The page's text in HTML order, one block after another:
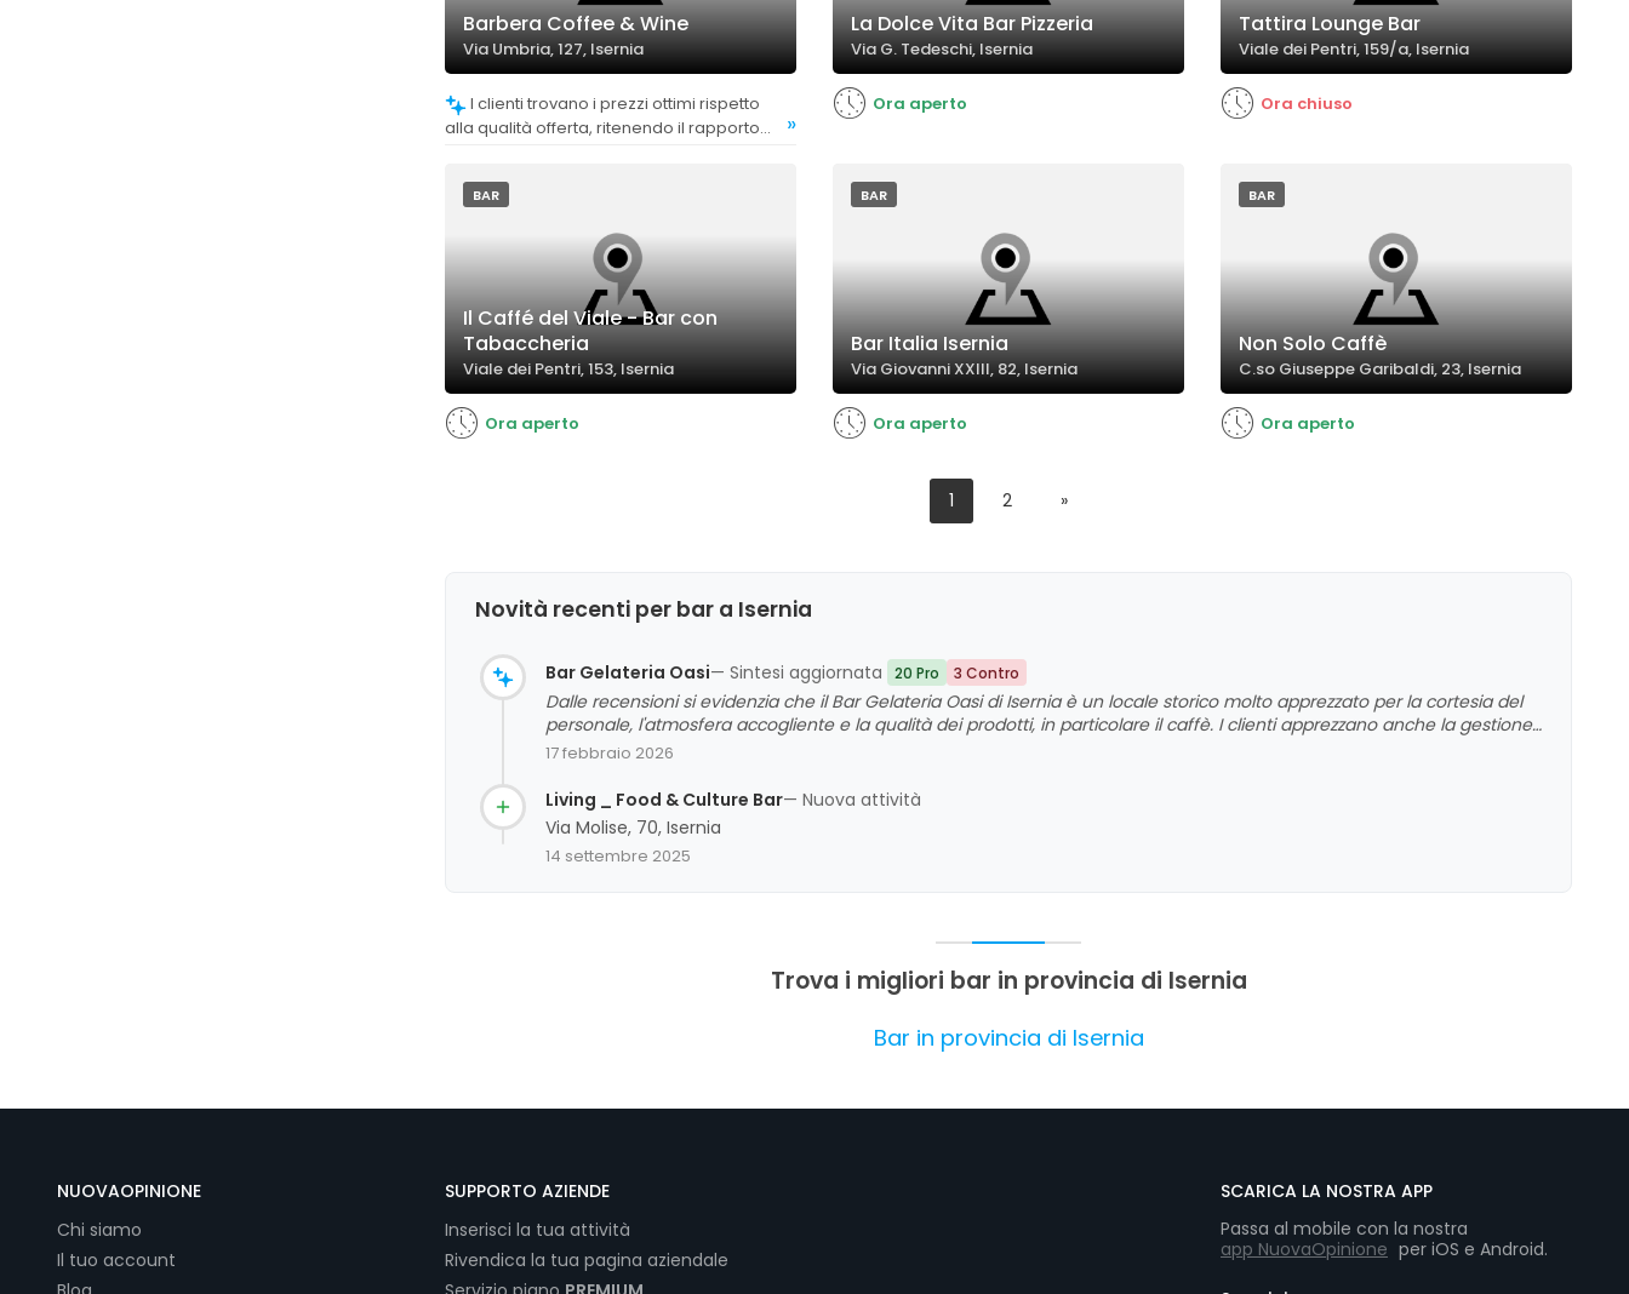
Barbera Coffee & Wine
Via Umbria, 127, Isernia
alla qualità offerta, ritenendo il rapporto
»
La Dolce Vita Bar Pizzeria
Via G. Tedeschi, Isernia
Ora aperto
Tattira Lounge Bar
Viale dei Pentri, 159/a, Isernia
Ora chiuso
BAR
Il Caffé del Viale - Bar con
Tabaccheria
Viale dei Pentri, 153, Isernia
Ora aperto
BAR
Bar Italia Isernia
Via Giovanni XXIII, 82, Isernia
Ora aperto
BAR
Non Solo Caffè
C.so Giuseppe Garibaldi, 23, Isernia
Ora aperto
1 2 »
Novità recenti per bar a Isernia
Bar Gelateria Oasi— Sintesi aggiornata 20 Pro 3 Contro
Dalle recensioni si evidenzia che il Bar Gelateria Oasi di Isernia è un locale storico molto apprezzato per la cortesia del
personale, l'atmosfera accogliente e la qualità dei prodotti, in particolare il caffè. I clienti apprezzano anche la gestione
familiare e la possibilità di trascorrere momenti piacevoli sia in compagnia che da soli, grazie anche agli spazi esterni e
telefoniche online, che potrebbe essere ampliata per offrire un servizio ancora più completo.
17 febbraio 2026
Living _ Food & Culture Bar— Nuova attività
Via Molise, 70, Isernia
14 settembre 2025
Trova i migliori bar in provincia di Isernia
Bar in provincia di Isernia
NUOVAOPINIONE
Chi siamo
Il tuo account
SUPPORTO AZIENDE
Inserisci la tua attività
Rivendica la tua pagina aziendale
SCARICA LA NOSTRA APP
Passa al mobile con la nostra
app NuovaOpinione per iOS e Android.